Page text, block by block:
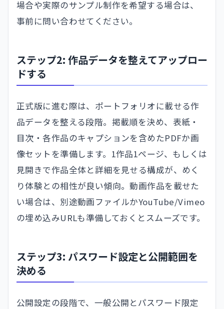
場合や実際のサンプル制作を希望する場合は、
事前に問い合わせてください。
ステップ2: 作品データを整えてアップロー
ドする
正式版に進む際は、ポートフォリオに載せる作
品データを整える段階。掲載順を決め、表紙・
目次・各作品のキャプションを含めたPDFか画
像セットを準備します。1作品1ページ、もしくは
見開きで作品全体と詳細を見せる構成が、めく
り体験との相性が良い傾向。動画作品を載せた
い場合は、別途動画ファイルかYouTube/Vimeo
の埋め込みURLも準備しておくとスムーズです。
ステップ3: パスワード設定と公開範囲を
決める
公開設定の段階で、一般公開とパスワード限定